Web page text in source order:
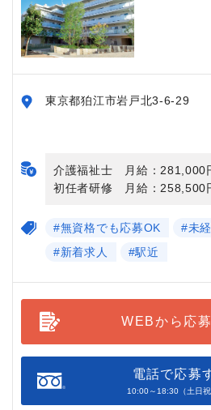
東京都狛江市岩戸北3-6-29
介護福祉士 月給：281,000
初任者研修 月給：258,500
#無資格でも応募OK
#未
#新着求人
#駅近
WEBから応
電話で応募
10:00～18:30（土日祝